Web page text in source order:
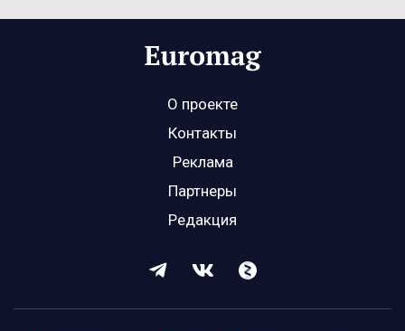
О проекте
Контакты
Реклама
Партнеры
Редакция